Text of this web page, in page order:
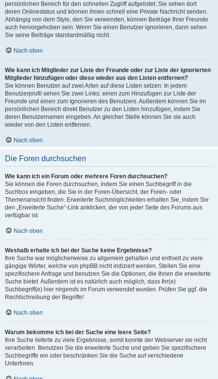
persönlichen Bereich für den schnellen Zugriff aufgelistet. Sie sehen dort
deren Onlinestatus und können ihnen schnell eine Private Nachricht senden.
Abhängig von dem Style, den Sie verwenden, können Beiträge Ihrer Freunde
auch hervorgehoben sein. Wenn Sie einen Benutzer ignorieren, dann sehen
Sie seine Beiträge standardmäßig nicht.
Nach oben
Wie kann ich Mitglieder zur Liste der Freunde oder zur Liste der ignorierten
Mitglieder hinzufügen oder diese wieder aus den Listen entfernen?
Sie können Benutzer auf zwei Arten auf diese Listen setzen: In jedem
Benutzerprofil sehen Sie zwei Links: einen zum Hinzufügen zur Liste der
Freunde und einen zum Ignorieren des Benutzers. Außerdem können Sie im
persönlichen Bereich direkt Benutzer zu den Listen hinzufügen, indem Sie
deren Benutzernamen eingeben. An gleicher Stelle können Sie sie auch
wieder von den Listen entfernen.
Nach oben
Die Foren durchsuchen
Wie kann ich ein Forum oder mehrere Foren durchsuchen?
Sie können die Foren durchsuchen, indem Sie einen Suchbegriff in die
Suchbox eingeben, die Sie in der Foren-Übersicht, der Foren- oder
Themenansicht finden. Erweiterte Suchmöglichkeiten erhalten Sie, indem Sie
den „Erweiterte Suche“-Link anklicken, der von jeder Seite des Forums aus
verfügbar ist.
Nach oben
Weshalb erhalte ich bei der Suche keine Ergebnisse?
Ihre Suche war möglicherweise zu allgemein gehalten und enthielt zu viele
gängige Wörter, welche von phpBB nicht indiziert werden. Stellen Sie eine
spezifischere Anfrage und benutzen Sie die Optionen, die Ihnen die erweiterte
Suche bietet. Außerdem ist es natürlich auch möglich, dass Ihr(e)
Suchbegriff(e) hier nirgends im Forum verwendet wurden. Prüfen Sie ggf. die
Rechtschreibung der Begriffe!
Nach oben
Warum bekomme ich bei der Suche eine leere Seite?
Ihre Suche lieferte zu viele Ergebnisse, somit konnte der Webserver sie nicht
verarbeiten. Benutzen Sie die erweiterte Suche und geben Sie spezifischere
Suchbegriffe ein oder beschränken Sie die Suche auf verschiedene
Unterforen.